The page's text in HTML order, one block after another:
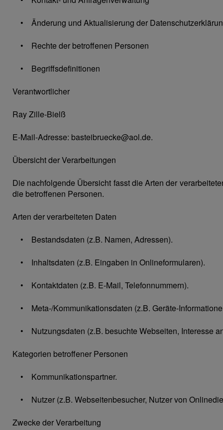
• Änderung und Aktualisierung der
• Rechte der betroffenen Personen
• Begriffsdefinitionen
Verantwortlicher
Ray Zille-Bielß
E-Mail-Adresse: basteibruecke@aol.de.
Übersicht der Verarbeitungen
Die nachfolgende Übersicht fasst die Arten der
die betroffenen Personen.
Arten der verarbeiteten Daten
• Bestandsdaten (z.B. Namen, Adressen).
• Inhaltsdaten (z.B. Eingaben in Onlineformularen).
• Kontaktdaten (z.B. E-Mail, Telefonnummern).
• Meta-/Kommunikationsdaten (z.B. Geräte-
• Nutzungsdaten (z.B. besuchte Webseiten, Interesse
Kategorien betroffener Personen
• Kommunikationspartner.
• Nutzer (z.B. Webseitenbesucher, Nutzer von
Zwecke der Verarbeitung